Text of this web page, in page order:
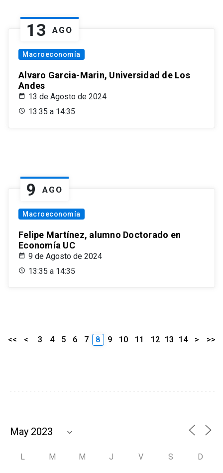
13 AGO
Macroeconomía
Alvaro Garcia-Marin, Universidad de Los
Andes
13 de Agosto de 2024
13:35 a 14:35
9 AGO
Macroeconomía
Felipe Martínez, alumno Doctorado en
Economía UC
9 de Agosto de 2024
13:35 a 14:35
<< < 3 4 5 6 7 8 9 10 11 12 13 14 > >>
L M M J V S D